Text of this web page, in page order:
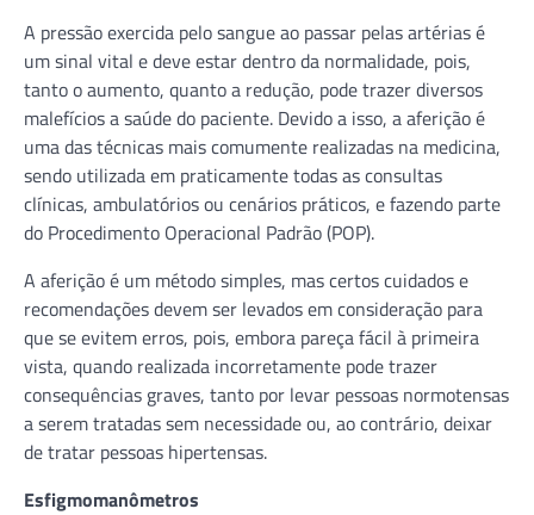
A pressão exercida pelo sangue ao passar pelas artérias é
um sinal vital e deve estar dentro da normalidade, pois,
tanto o aumento, quanto a redução, pode trazer diversos
malefícios a saúde do paciente. Devido a isso, a aferição é
uma das técnicas mais comumente realizadas na medicina,
sendo utilizada em praticamente todas as consultas
clínicas, ambulatórios ou cenários práticos, e fazendo parte
do Procedimento Operacional Padrão (POP).
A aferição é um método simples, mas certos cuidados e
recomendações devem ser levados em consideração para
que se evitem erros, pois, embora pareça fácil à primeira
vista, quando realizada incorretamente pode trazer
consequências graves, tanto por levar pessoas normotensas
a serem tratadas sem necessidade ou, ao contrário, deixar
de tratar pessoas hipertensas.
Esfigmomanômetros